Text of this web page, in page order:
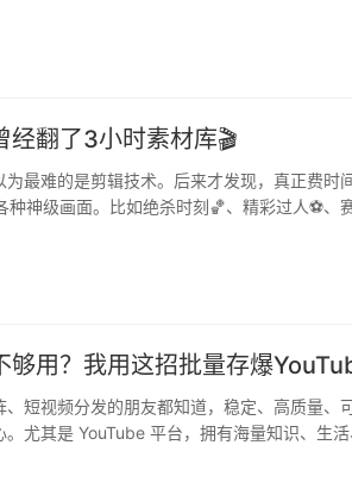
经翻了3小时素材库🎬
最难的是剪辑技术。后来才发现，真正费时
神级画面。比如绝杀时刻🏀、精彩过人⚽、
够用？我用这招批量存爆
短视频分发的朋友都知道，稳定、高质量、
尤其是 YouTube 平台，拥有海量知识、生